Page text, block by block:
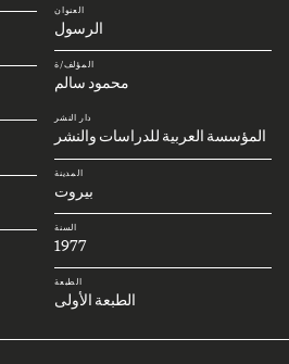
العنوان
الرسول
المؤلف/ة
محمود سالم
دار النشر
المؤسسة العربية للدراسات والنشر
المدينة
بيروت
السنة
1977
الطبعة
الطبعة الأولى